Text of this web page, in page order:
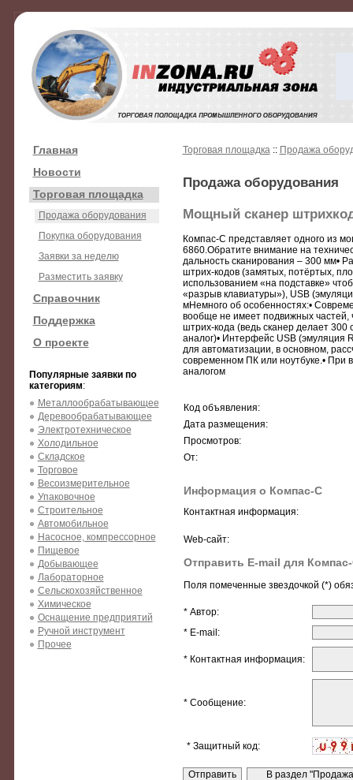
Главная
Новости
Торговая площадка
Продажа оборудования
Покупка оборудования
Заявки за неделю
Разместить заявку
Справочник
Поддержка
О проекте
Популярные заявки по
категориям:
Металлообрабатывающее
Деревообрабатывающее
Электротехническое
Холодильное
Складское
Торговое
Весоизмерительное
Упаковочное
Строительное
Автомобильное
Насосное, компрессорное
Пищевое
Добывающее
Лабораторное
Сельскохозяйственное
Химическое
Оснащение предприятий
Ручной инструмент
Прочее
Торговая площадка:: Продажа
Продажа оборудования
Мощный сканер
Компас-С представляет одного из
6860.Обратите внимание на
дальность сканирования – 300 мм•
штрих-кодов (замятых, потёртых,
использованием «на подставке»
«разрыв клавиатуры»), USB
мНемного об особенностях:•
вообще не имеет подвижных частей,
штрих-кода (ведь сканер делает
аналог)• Интерфейс USB (эмуляция
для автоматизации, в основном,
современном ПК или ноутбуке.• При
аналогом
Код объявления:
Дата размещения:
Просмотров:
От:
Информация о Компас-С
Контактная информация:
Web-сайт:
Отправить E-mail для
Поля помеченные звездочкой (*)
* Автор:
* E-mail:
* Контактная информация:
* Сообщение:
* Защитный код: